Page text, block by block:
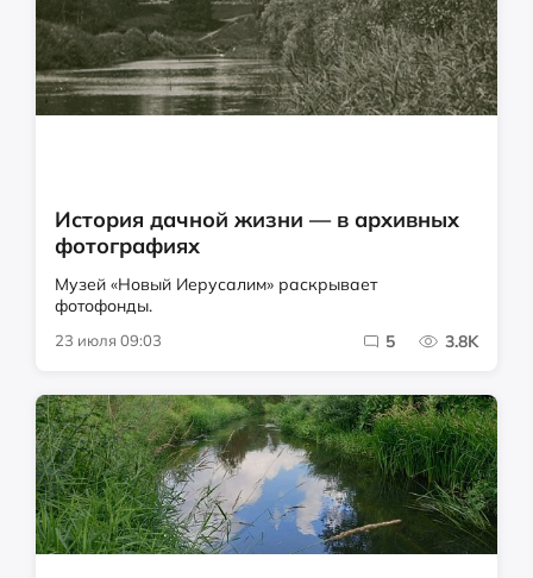
История дачной жизни — в архивных
фотографиях
Музей «Новый Иерусалим» раскрывает
фотофонды.
23 июля 09:03 5 3.8K